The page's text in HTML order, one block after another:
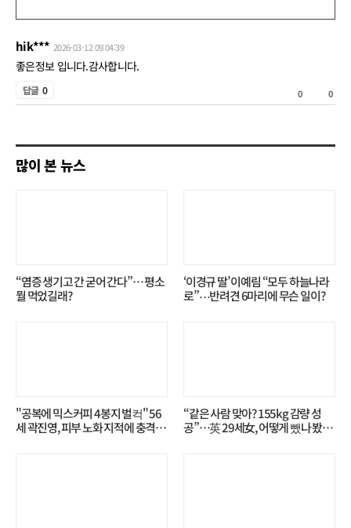
쓰
기
hik*** 2026-03-12 09:04:39
좋은정보 입니다.감사합니다.
답글 0
공
0 0
많이 본 뉴스
“염증 생기고 간 굳어 간다”… 평소
뭘 먹었길래?
‘이경규 딸’ 이예림 “모두 하늘나라
로”⋯반려견 6마리에 무슨 일이?
"공복에 믹스커피 4봉지 벌컥" 56
세 곽진영, 피부 노화 지적에 충격…
“같은 사람 맞아? 155kg 감량 성
공”…英 29세女, 어떻게 뺐나 봤더